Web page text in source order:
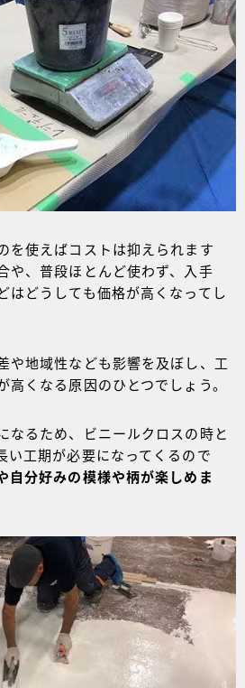
を使えばコストは抑えられます
や、普段ほとんど使わず、入手
はどうしても価格が高くなってし
や地域性なども影響を及ぼし、工
くなる原因のひとつでしょう。
なるため、ビニールクロスの時と
い工期が必要になってくるので
自分好みの模様や柄が楽しめま